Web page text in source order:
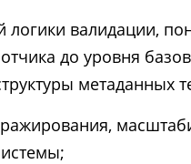
логики валидации,
до уровня
метаданных